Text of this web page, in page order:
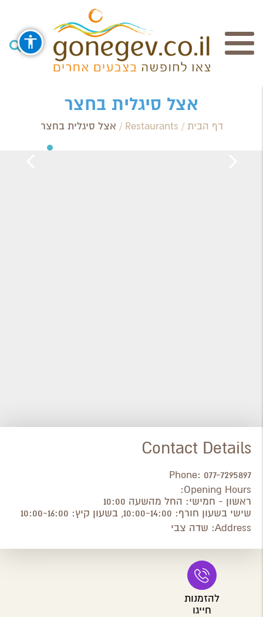
חיפוש
Search Category / Business
אצל סיגלית בחצר
דף הבית /
Restaurants
/ אצל סיגלית בחצר
Contact Details
Phone: 077-7295897
Opening Hours:
ראשון - חמישי: החל מהשעה 10:00
שישי בשעון חורף: 10:00-14:00, בשעון קיץ: 10:00-16:00
Address: שדה צבי
להזמנות
חייגו